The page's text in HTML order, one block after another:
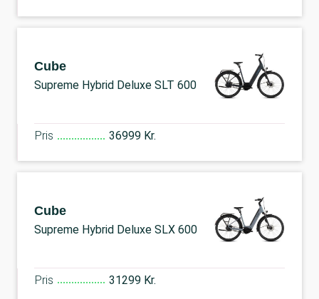
Cube
Supreme Hybrid Deluxe SLT 600
Pris 36999 Kr.
Cube
Supreme Hybrid Deluxe SLX 600
Pris 31299 Kr.